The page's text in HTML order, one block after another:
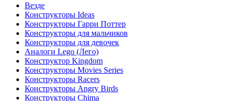
Везде
Конструкторы Ideas
Конструкторы Гарри Поттер
Конструкторы для мальчиков
Конструкторы для девочек
Аналоги Lego (Лего)
Конструктор Kingdom
Конструкторы Movies Series
Конструкторы Racers
Конструкторы Angry Birds
Конструкторы Chima